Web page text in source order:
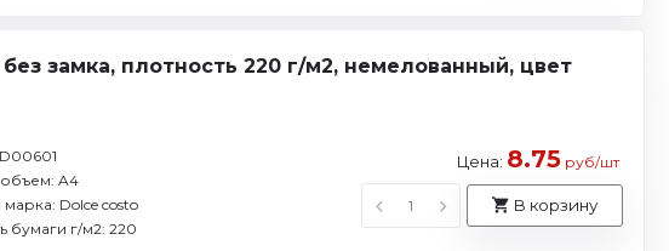
замка, плотность 220 г/м2, немелованный, цвет
A4
Dolce costo
бумаги г/м2: 220
Цена: 8.75 руб/шт
В корзину